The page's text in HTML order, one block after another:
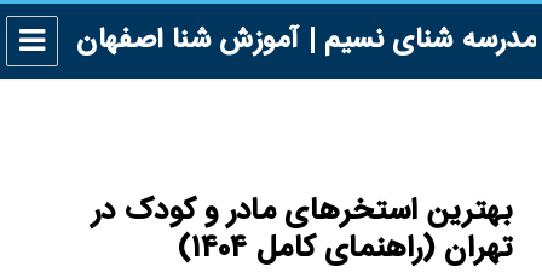
مدرسه شنای نسیم | آموزش شنا اصفهان
بهترین استخرهای مادر و کودک در
تهران (راهنمای کامل ۱۴۰۴)